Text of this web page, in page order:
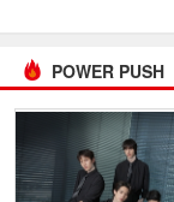
POWER PUSH